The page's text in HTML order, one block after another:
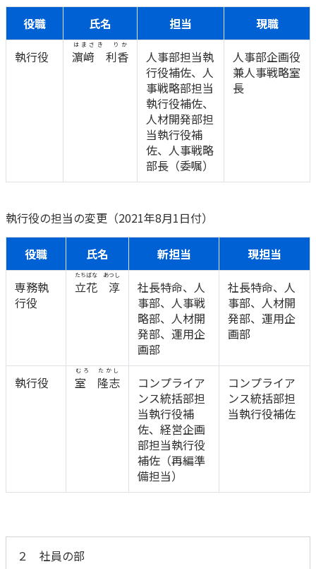
お手続き一覧
きっかけ・できごとから探す
マイページでできること
ご契約内容の確認
お客さまに関する情報等の確認の取り組み
各種サービス・お知らせ
かんぽプラチナライフサービス
ご契約のしおり・約款（Web約款）
定期保険
学資保険
お見積りシミュレーション
保険の探し方のポイント
保険かんたん診断
これからのライフイベントでかかる費用とは？
保険料のお払込方法
法人のお客さま向け商品一覧
目的から探す
お役立ち情報
かんぽ生命の団体取扱い
かんぽのLifeサポートナビ
子育て
ライフプラン
健康情報
かんぽアプリ～かんぽの健康と安心を手のひらに～
ラジオ体操・みんなの体操
かんぽ生命について
財務情報
株主・投資家のみなさまへ
採用情報
CM・オウンドメディア／ソーシャルメディア
かんぽブランド
かんぽ生命のサステナビリティ
お客さまの声／お客さまサービス向上の取組み
よくあるご質問
English
役職 氏名 担当
現職
執行役
濵﨑 利香
はまさき りか
人事部担当執
行役補佐、人
事戦略部担当
執行役補佐、
人材開発部担
当執行役補
佐、人事戦略
部長（委嘱）
人事部企画役
兼人事戦略室
長
執行役の担当の変更（2021年8月1日付）
役職 氏名 新担当
現担当
専務執
行役
立花 淳
たちばな あつし
社長特命、人
事部、人事戦
略部、人材開
発部、運用企
画部
社長特命、人
事部、人材開
発部、運用企
画部
執行役 室 隆志
むろ たかし
コンプライア
ンス統括部担
当執行役補
佐、経営企画
部担当執行役
補佐（再編準
備担当）
コンプライア
ンス統括部担
当執行役補佐
２ 社員の部